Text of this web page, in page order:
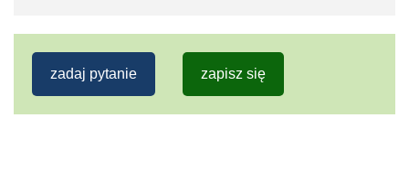
zadaj pytanie zapisz się